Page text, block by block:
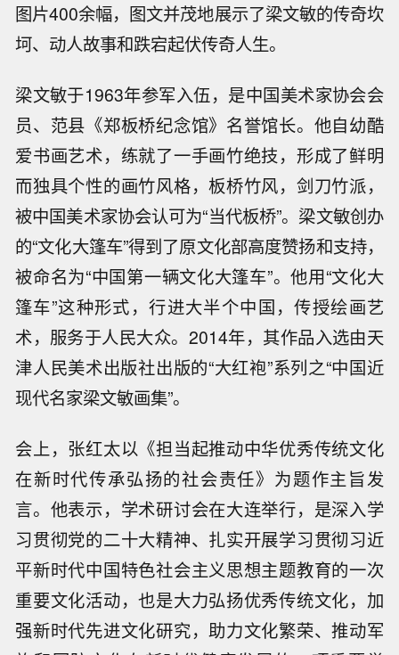
图片400余幅，图文并茂地展示了梁文敏的传奇坎
坷、动人故事和跌宕起伏传奇人生。
梁文敏于1963年参军入伍，是中国美术家协会会
员、范县《郑板桥纪念馆》名誉馆长。他自幼酷
爱书画艺术，练就了一手画竹绝技，形成了鲜明
而独具个性的画竹风格，板桥竹风，剑刀竹派，
被中国美术家协会认可为“当代板桥”。梁文敏创办
的“文化大篷车”得到了原文化部高度赞扬和支持，
被命名为“中国第一辆文化大篷车”。他用“文化大
篷车”这种形式，行进大半个中国，传授绘画艺
术，服务于人民大众。2014年，其作品入选由天
津人民美术出版社出版的“大红袍”系列之“中国近
现代名家梁文敏画集”。
会上，张红太以《担当起推动中华优秀传统文化
在新时代传承弘扬的社会责任》为题作主旨发
言。他表示，学术研讨会在大连举行，是深入学
习贯彻党的二十大精神、扎实开展学习贯彻习近
平新时代中国特色社会主义思想主题教育的一次
重要文化活动，也是大力弘扬优秀传统文化，加
强新时代先进文化研究，助力文化繁荣、推动军